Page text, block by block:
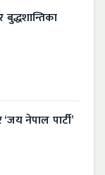
नेपाल पार्टी’